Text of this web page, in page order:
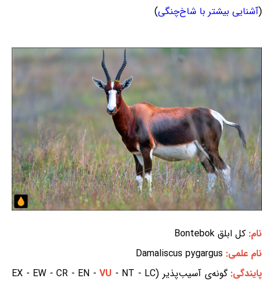
(آشنایی بیشتر با شاخ‌چنگی)
نام: کل ابلق Bontebok
نام علمی: Damaliscus pygargus
پایندگی:گونه‌ی آسیب‌پذیر (EX - EW - CR - EN - VU - NT - LC